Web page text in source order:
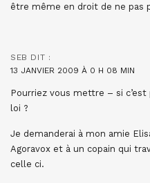
être même en droit de ne pas
SEB DIT :
13 JANVIER 2009 À 0 H 08 MIN
Pourriez vous mettre – si
loi ?
Je demanderai à mon amie
Agoravox et à un copain qui
celle ci.